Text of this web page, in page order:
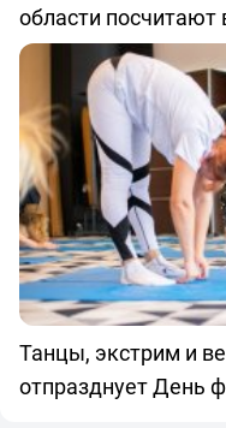
области посчитают
Танцы, экстрим и
отпразднует День